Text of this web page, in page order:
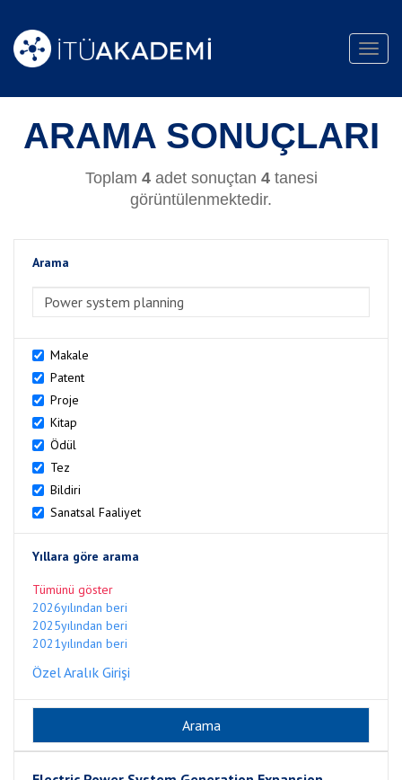
ARAMA SONUÇLARI
Toplam 4adet sonuçtan 4tanesi
görüntülenmektedir.
Arama
Makale
Patent
Proje
Kitap
Ödül
Tez
Bildiri
Sanatsal Faaliyet
Yıllara göre arama
Tümünü göster
2026yılından beri
2025yılından beri
2021yılından beri
Özel Aralık Girişi